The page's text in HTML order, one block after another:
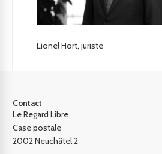
Lionel Hort, juriste
Contact
Le Regard Libre
Case postale
2002 Neuchâtel 2